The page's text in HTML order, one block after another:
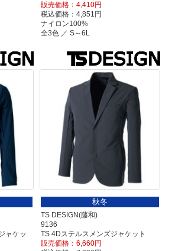
販売価格：4,410円
税込価格：4,851円
ナイロン100%
全3色 ／ S～6L
ャケッ
秋冬
TS DESIGN(藤和)
9136
TS 4Dステルスメンズジャケット
販売価格：6,660円